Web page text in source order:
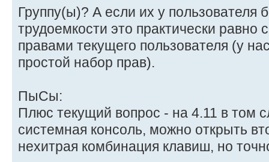
Группу(ы)? А если их у пользователя
трудоемкости это практически равно
правами текущего пользователя (у
простой набор прав).
ПыСы:
Плюс текущий вопрос - на 4.11 в том
системная консоль, можно открыть
нехитрая комбинация клавиш, но